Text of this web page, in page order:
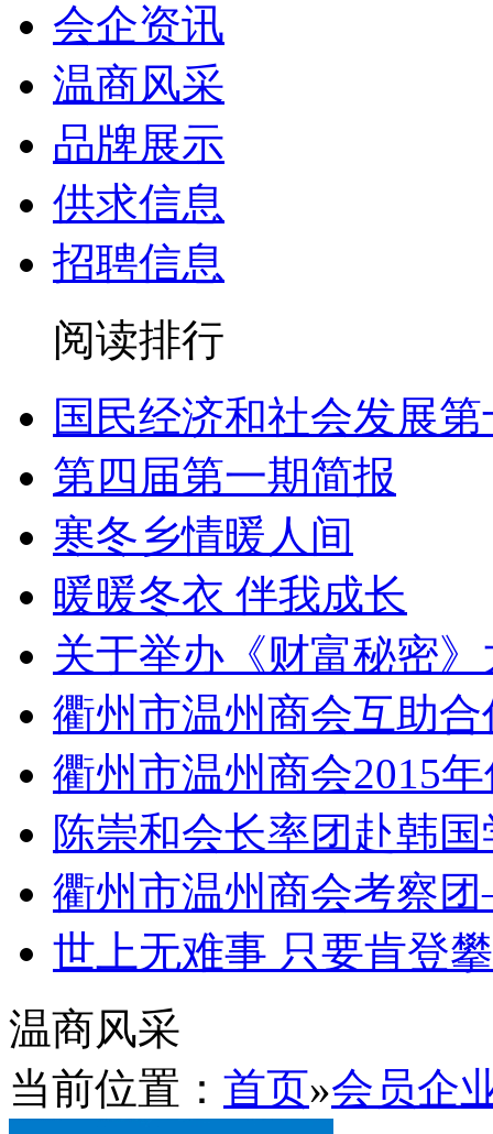
会企资讯
温商风采
品牌展示
供求信息
招聘信息
阅读排行
国民经济和社会发展
第四届第一期简报
寒冬乡情暖人间
暖暖冬衣 伴我成长
关于举办《财富秘密
衢州市温州商会互助
衢州市温州商会2015
陈崇和会长率团赴韩
衢州市温州商会考察
世上无难事 只要肯登
温商风采
当前位置： 首页»会员企